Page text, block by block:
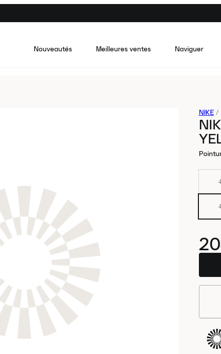
Nouveautés Meilleures ventes Naviguer
NIKE /